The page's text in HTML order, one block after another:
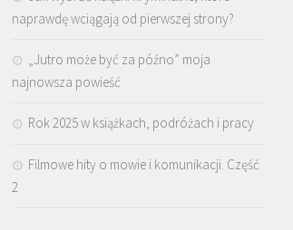
naprawdę wciągają od pierwszej strony?
„Jutro może być za późno” moja
najnowsza powieść
Rok 2025 w książkach, podróżach i pracy
Filmowe hity o mowie i komunikacji. Część
2